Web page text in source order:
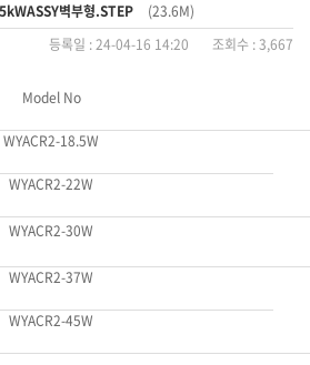
벽부형.STEP
(23.6M)
등록일 : 24-04-16 14:20 조회수 : 3,667
Model No
WYACR2-18.5W
WYACR2-22W
WYACR2-30W
WYACR2-37W
WYACR2-45W